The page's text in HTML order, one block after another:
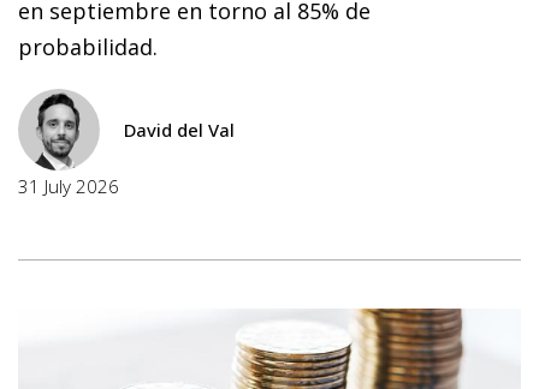
en septiembre en torno al 85% de
probabilidad.
David del Val
31 July 2026